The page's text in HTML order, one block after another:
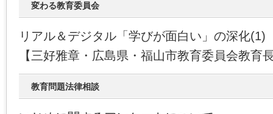
変わる教育委員会
リアル＆デジタル「学びが面白い」の深化(1)
【三好雅章・広島県・福山市教育委員会教育
教育問題法律相談